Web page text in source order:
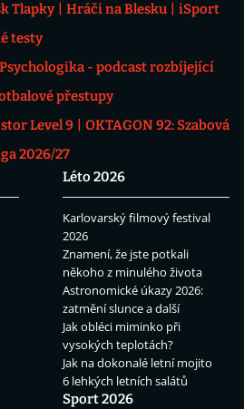
Tlapky Hráči na Blesku
iSport
testy
Psychologika - podcast rozbíjející
přestupy
Level 9
OKTAGON 92: Szabová
2026/27
Léto 2026
Karlovarský filmový festival
2026
Znamení, že jste potkali
někoho z minulého života
Astronomické úkazy 2026:
zatmění slunce a další
Jak obléci miminko při
vysokých teplotách?
Jak na dokonalé letní mojito
6 lehkých letních salátů
Sport 2026